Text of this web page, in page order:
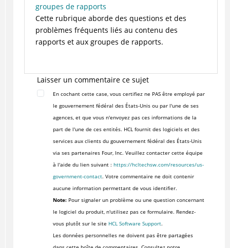
groupes de rapports
Cette rubrique aborde des questions et des
problèmes fréquents liés au contenu des
rapports et aux groupes de rapports.
Laisser un commentaire ce sujet
En cochant cette case, vous certifiez ne PAS être employé par
le gouvernement fédéral des États-Unis ou par l'une de ses
agences, et que vous n'envoyez pas ces informations de la
part de l'une de ces entités. HCL fournit des logiciels et des
services aux clients du gouvernement fédéral des États-Unis
via ses partenaires Four, Inc. Veuillez contacter cette équipe
à l'aide du lien suivant : https://hcltechsw.com/resources/us-
government-contact. Votre commentaire ne doit contenir
aucune information permettant de vous identifier.
Note:Pour signaler un problème ou une question concernant
le logiciel du produit, n'utilisez pas ce formulaire. Rendez-
vous plutôt sur le site HCL Software Support.
Les données personnelles ne doivent pas être partagées